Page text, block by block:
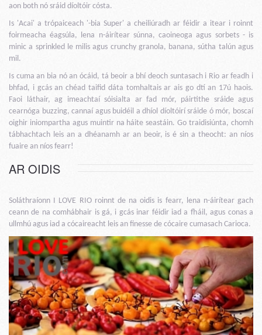
aon both nó sráid díoltóir cósta.
Is 'Acai' a trópaiceach '-bia Super' a cheiliúradh ar féidir a itear i roinnt
foirmeacha éagsúla, lena n-áirítear súnna, caoineoga agus sorbets - is
minic a sprinkled le milis agus crunchy granola, banana, sútha talún agus
mil.
Is cuma an bia nó an ócáid, tá beoir a bhí deoch suntasach i Rio ar feadh i
bhfad, i gcás an chéad taifid dáta tomhaltais ar ais go dtí an 17ú haois.
Faoi láthair, ag imeachtaí sóisialta ar fad mór, páirtithe sráide agus
cearnóga buzzing, cannaí agus buidéil a dhíol díoltóirí sráide ó mór, boscaí
oighir iniompartha agus muintir na háite seastáin. Go traidisiúnta, chomh
tábhachtach leis an a dhéanamh ar an beoir, is é sin a theocht: an níos
fuaire an níos fearr!
AR OIDIS
Soláthraíonn I LOVE RIO roinnt de na oidis is fearr, lena n-áirítear gach
ceann de na comhábhair is gá, i gcás inar féidir iad a fháil, agus conas a
ullmhú agus iad a cócaireacht leis an finesse de cócaire cumasach Carioca.